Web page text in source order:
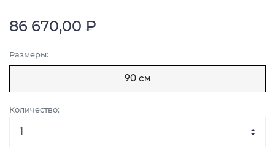
86 670,00 ₽
Размеры:
90 см
Количество: